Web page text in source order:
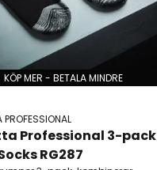
KÖP MER - BETALA MINDRE
PROFESSIONAL
Professional 3-pack
RG287